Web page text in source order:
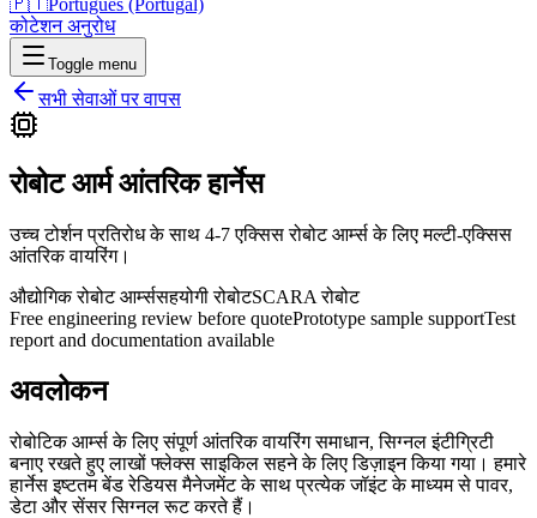
🇵🇹Português (Portugal)
कोटेशन अनुरोध
Toggle menu
सभी सेवाओं पर वापस
रोबोट आर्म आंतरिक हार्नेस
उच्च टोर्शन प्रतिरोध के साथ 4-7 एक्सिस रोबोट आर्म्स के लिए मल्टी-एक्सिस
आंतरिक वायरिंग।
औद्योगिक रोबोट आर्म्ससहयोगी रोबोटSCARA रोबोट
Free engineering review before quotePrototype sample supportTest
report and documentation available
अवलोकन
रोबोटिक आर्म्स के लिए संपूर्ण आंतरिक वायरिंग समाधान, सिग्नल इंटीग्रिटी
बनाए रखते हुए लाखों फ्लेक्स साइकिल सहने के लिए डिज़ाइन किया गया। हमारे
हार्नेस इष्टतम बेंड रेडियस मैनेजमेंट के साथ प्रत्येक जॉइंट के माध्यम से पावर,
डेटा और सेंसर सिग्नल रूट करते हैं।